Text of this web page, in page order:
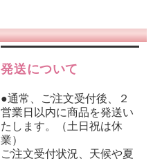
発送について
●通常、ご注文受付後、２
営業日以内に商品を発送い
たします。（土日祝は休
業）
ご注文受付状況、天候や夏